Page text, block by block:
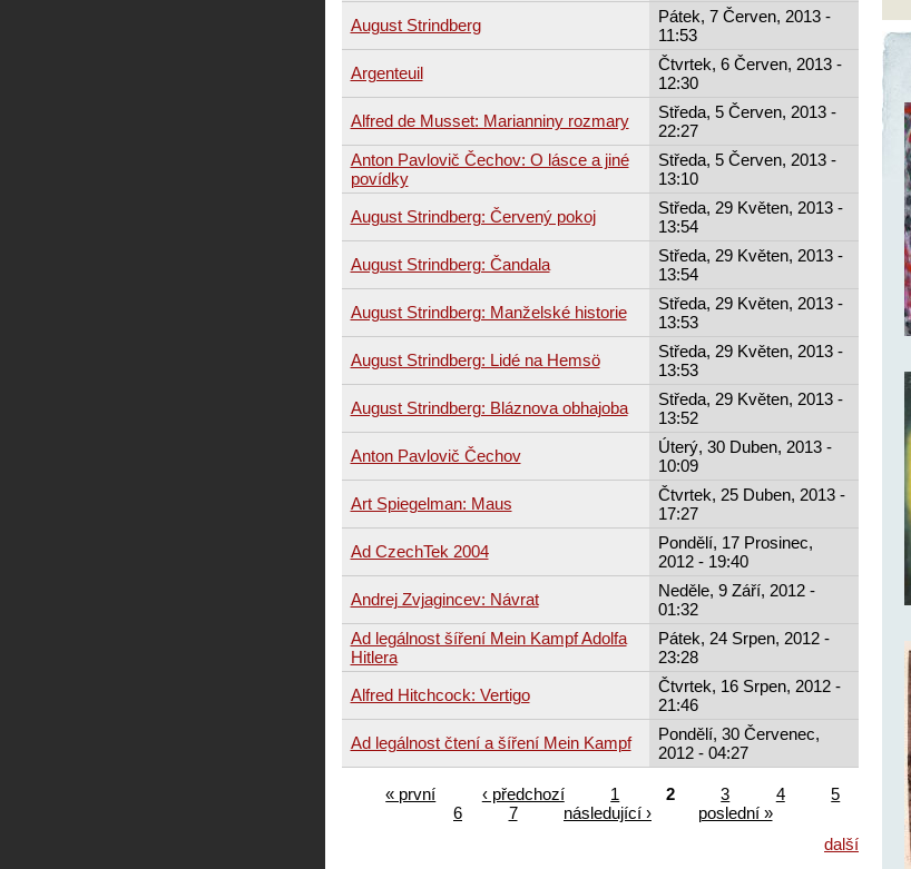
August Strindberg
Pátek, 7 Červen, 2013 -
11:53
Argenteuil
Čtvrtek, 6 Červen, 2013 -
12:30
Alfred de Musset: Marianniny rozmary
Středa, 5 Červen, 2013 -
22:27
Anton Pavlovič Čechov: O lásce a jiné
povídky
Středa, 5 Červen, 2013 -
13:10
August Strindberg: Červený pokoj
Středa, 29 Květen, 2013 -
13:54
August Strindberg: Čandala
Středa, 29 Květen, 2013 -
13:54
August Strindberg: Manželské historie
Středa, 29 Květen, 2013 -
13:53
August Strindberg: Lidé na Hemsö
Středa, 29 Květen, 2013 -
13:53
August Strindberg: Bláznova obhajoba
Středa, 29 Květen, 2013 -
13:52
Anton Pavlovič Čechov
Úterý, 30 Duben, 2013 -
10:09
Art Spiegelman: Maus
Čtvrtek, 25 Duben, 2013 -
17:27
Ad CzechTek 2004
Pondělí, 17 Prosinec,
2012 - 19:40
Andrej Zvjagincev: Návrat
Neděle, 9 Září, 2012 -
01:32
Ad legálnost šíření Mein Kampf Adolfa
Hitlera
Pátek, 24 Srpen, 2012 -
23:28
Alfred Hitchcock: Vertigo
Čtvrtek, 16 Srpen, 2012 -
21:46
Ad legálnost čtení a šíření Mein Kampf
Pondělí, 30 Červenec,
2012 - 04:27
« první ‹ předchozí 1 2 3 4
5
6
7 následující ›
poslední »
další